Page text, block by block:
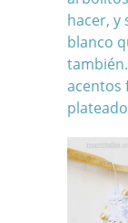
hacer, y
blanco
acentos